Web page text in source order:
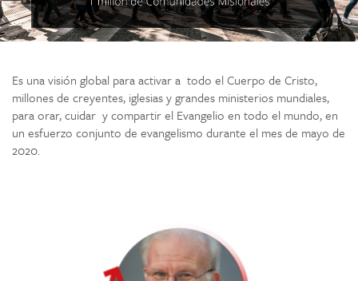
Es una visión global para activar a todo el Cuerpo de Cristo,
millones de creyentes, iglesias y grandes ministerios mundiales,
para orar, cuidar y compartir el Evangelio en todo el mundo, en
un esfuerzo conjunto de evangelismo durante el mes de mayo de
2020.